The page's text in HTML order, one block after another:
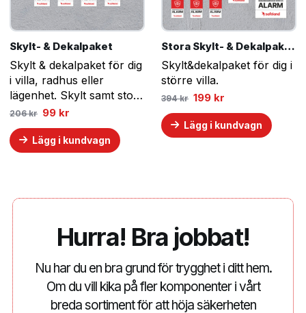
Skylt- & Dekalpaket
Skylt & dekalpaket för dig
i villa, radhus eller
lägenhet. Skylt samt stora
och små dekaler.
206kr Det
priset
var:
206 kr.
99 krDet
priset
är:
99 kr.
Lägg i kundvagn
Stora Skylt- & Dekalpaketet
Skylt&dekalpaket för dig i
större villa.
394kr Det
priset
var:
394 kr.
199 krDet
priset
är:
199 kr.
Lägg i kundvagn
Hurra! Bra jobbat!
Nu har du en bra grund för trygghet i ditt hem.
Om du vill kika på fler komponenter i vårt
breda sortiment för att höja säkerheten